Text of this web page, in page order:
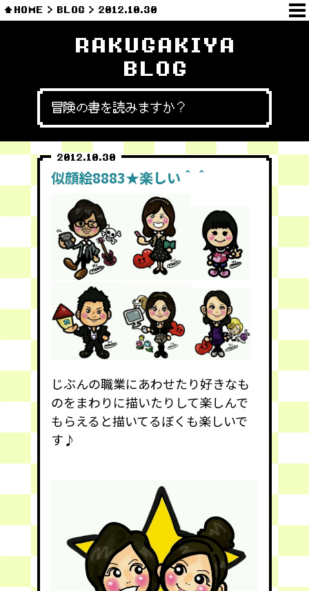
HOME BLOG 2012.10.30
RAKUGAKIYA
BLOG
冒険の書を読みますか？
2012.10.30
似顔絵8883★楽しい＾＾
じぶんの職業にあわせたり好きなも
のをまわりに描いたりして楽しんで
もらえると描いてるぼくも楽しいで
す♪